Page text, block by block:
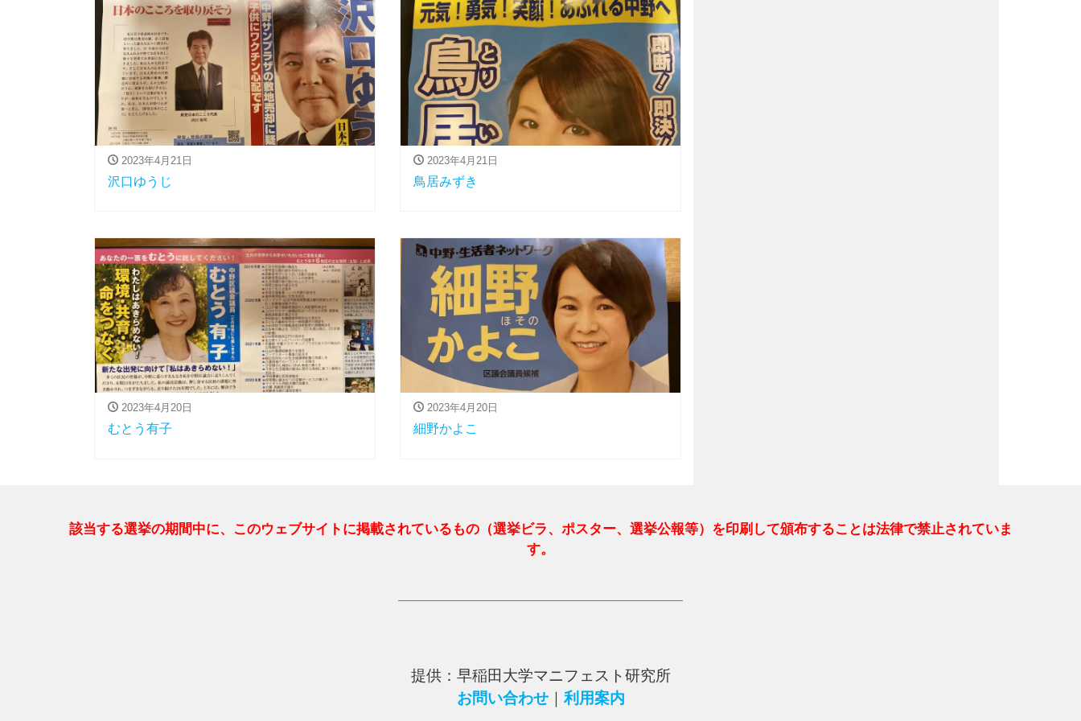
2023年4月21日
沢口ゆうじ
2023年4月21日
鳥居みずき
2023年4月20日
むとう有子
2023年4月20日
細野かよこ
該当する選挙の期間中に、このウェブサイトに掲載されているもの（選挙ビラ、ポスター、選挙公報等）を印刷して頒布することは法律で禁止されていま
す。
提供：早稲田大学マニフェスト研究所
お問い合わせ｜利用案内